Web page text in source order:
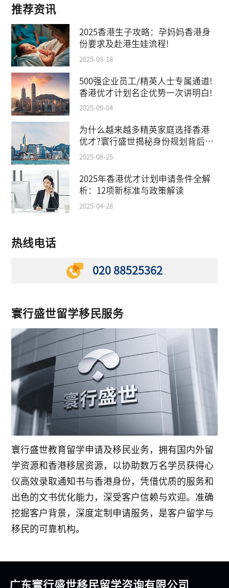
推荐资讯
2025香港生子攻略：孕妈妈香港身
份要求及赴港生娃流程!
2025-03-18
500强企业员工/精英人士专属通道!
香港优才计划名企优势一次讲明白!
2025-09-04
为什么越来越多精英家庭选择香港
优才?寰行盛世揭秘身份规划背后的
教育红利
2025-08-25
2025年香港优才计划申请条件全解
析：12项新标准与政策解读
2025-04-28
热线电话
020 88525362
寰行盛世留学移民服务
寰行盛世教育留学申请及移民业务，拥有国内外留
学资源和香港移居资源，以协助数万名学员获得心
仪高效录取通知书与香港身份，凭借优质的服务和
出色的文书优化能力，深受客户信赖与欢迎。准确
挖掘客户背景，深度定制申请服务，是客户留学与
移民的可靠机构。
广东寰行盛世移民留学咨询有限公司